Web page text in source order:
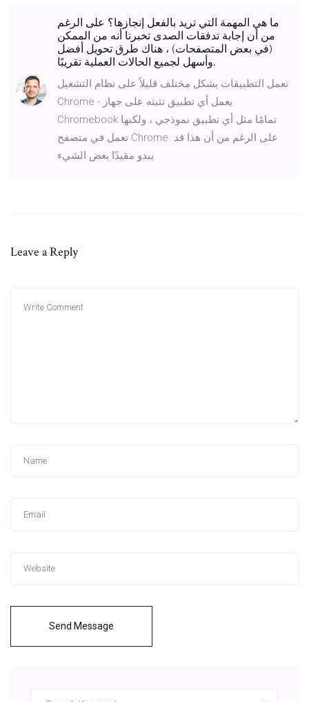
ما هي المهمة التي تريد بالفعل إنجازها؟ على الرغم
من أن إجابة تدفقات الصدى تخبرنا أنه من الممكن
(في بعض المتصفحات) ، هناك طرق تحويل أفضل
وأسهل لجميع الحالات العملية تقريبًا.
تعمل التطبيقات بشكل مختلف قليلاً على نظام التشغيل
Chrome - يعمل أي تطبيق تثبته على جهاز
Chromebook تمامًا مثل أي تطبيق نموذجي ، ولكنها
تعمل في متصفح Chrome. على الرغم من أن هذا قد
يبدو مقيدًا بعض الشيء
Leave a Reply
Send Message